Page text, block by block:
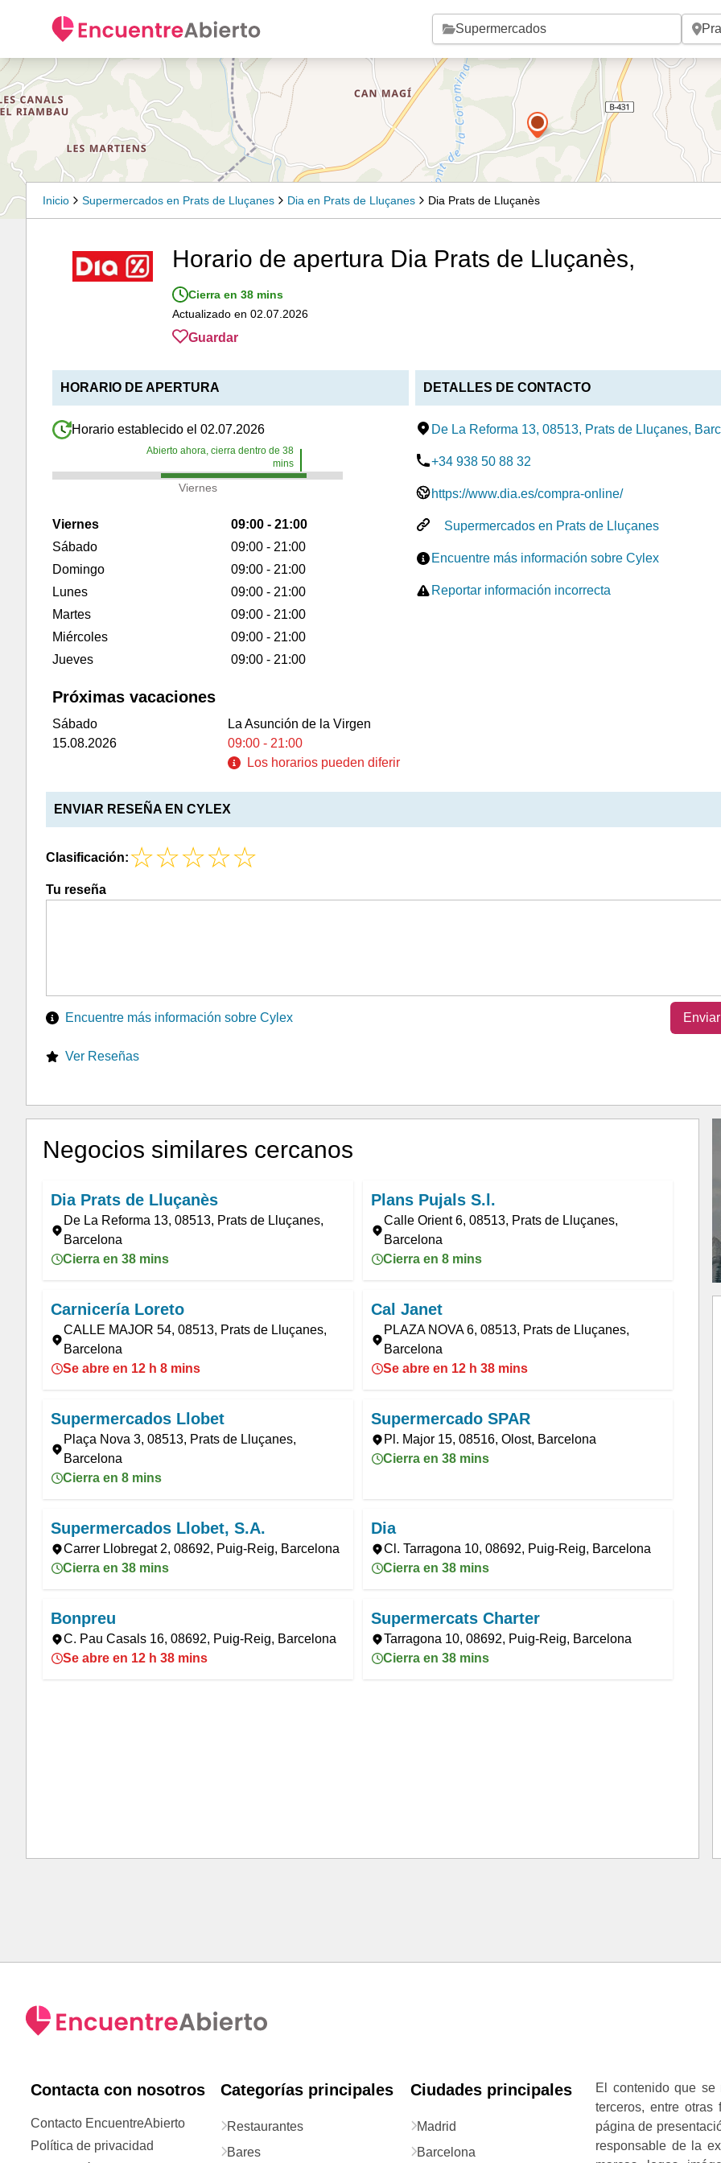
Inicio Supermercados en Prats de Lluçanes Dia en Prats de Lluçanes Dia Prats de Lluçanès
Horario de apertura Dia Prats de Lluçanès,
Cierra en 38 mins
Actualizado en 02.07.2026
Guardar
HORARIO DE APERTURA
Horario establecido el 02.07.2026
Abierto ahora, cierra dentro de38
mins
Viernes
Viernes
09:00 - 21:00
Sábado
09:00 - 21:00
Domingo
09:00 - 21:00
Lunes
09:00 - 21:00
Martes
09:00 - 21:00
Miércoles
09:00 - 21:00
Jueves
09:00 - 21:00
Próximas vacaciones
Sábado
La Asunción de la Virgen
15.08.2026
09:00 - 21:00
Los horarios pueden diferir
DETALLES DE CONTACTO
De La Reforma 13, 08513, Prats de Lluçanes,
+34 938 50 88 32
https://www.dia.es/compra-online/
Supermercados en Prats de Lluçanes
Encuentre más información sobre Cylex
Reportar información incorrecta
ENVIAR RESEÑA EN CYLEX
Clasificación:
Tu reseña
Encuentre más información sobre Cylex
Ver Reseñas
Negocios similares cercanos
Dia Prats de Lluçanès
De La Reforma 13, 08513, Prats de Lluçanes,
Barcelona
Cierra en 38 mins
Plans Pujals S.l.
Calle Orient 6, 08513, Prats de Lluçanes,
Barcelona
Cierra en 8 mins
Carnicería Loreto
CALLE MAJOR 54, 08513, Prats de Lluçanes,
Barcelona
Se abre en 12 h 8 mins
Cal Janet
PLAZA NOVA 6, 08513, Prats de Lluçanes,
Barcelona
Se abre en 12 h 38 mins
Supermercados Llobet
Plaça Nova 3, 08513, Prats de Lluçanes,
Barcelona
Cierra en 8 mins
Supermercado SPAR
Pl. Major 15, 08516, Olost, Barcelona
Cierra en 38 mins
Supermercados Llobet, S.A.
Carrer Llobregat 2, 08692, Puig-Reig, Barcelona
Cierra en 38 mins
Dia
Cl. Tarragona 10, 08692, Puig-Reig, Barcelona
Cierra en 38 mins
Bonpreu
C. Pau Casals 16, 08692, Puig-Reig, Barcelona
Se abre en 12 h 38 mins
Supermercats Charter
Tarragona 10, 08692, Puig-Reig, Barcelona
Cierra en 38 mins
Contacta con nosotros
Contacto EncuentreAbierto
Política de privacidad
Categorías principales
Restaurantes
Bares
Ciudades principales
Madrid
Barcelona
El contenido que se
terceros, entre
página de
responsable de la